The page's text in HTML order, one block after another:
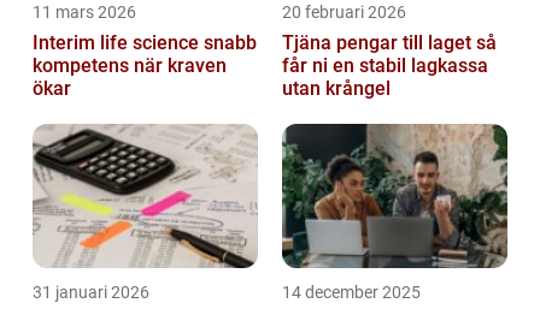
11 mars 2026
Interim life science snabb
kompetens när kraven
ökar
20 februari 2026
Tjäna pengar till laget så
får ni en stabil lagkassa
utan krångel
31 januari 2026 14 december 2025